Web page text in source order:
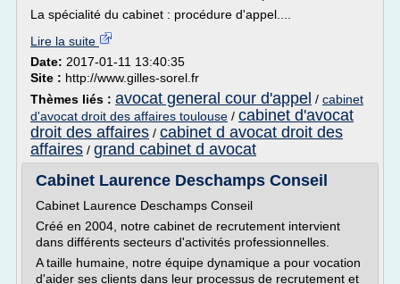
La spécialité du cabinet : procédure d'appel....
Lire la suite
Date: 2017-01-11 13:40:35
Site : http://www.gilles-sorel.fr
Thèmes liés : avocat general cour d'appel / cabinet
d'avocat droit des affaires toulouse / cabinet d'avocat
droit des affaires / cabinet d avocat droit des
affaires / grand cabinet d avocat
Cabinet Laurence Deschamps Conseil
Cabinet Laurence Deschamps Conseil
Créé en 2004, notre cabinet de recrutement intervient
dans différents secteurs d'activités professionnelles.
A taille humaine, notre équipe dynamique a pour vocation
d'aider ses clients dans leur processus de recrutement et